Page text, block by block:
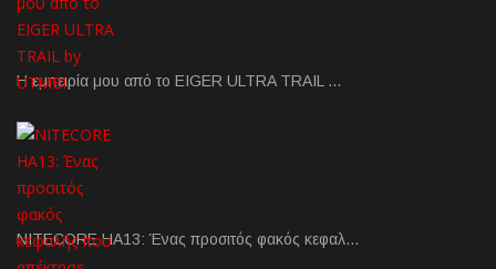
Η εμπειρία μου από το EIGER ULTRA TRAIL …
NITECORE HA13: Ένας προσιτός φακός κεφαλ…